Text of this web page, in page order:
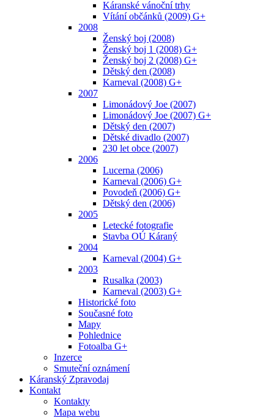
Káranské vánoční trhy
Vítání občánků (2009) G+
2008
Ženský boj (2008)
Ženský boj 1 (2008) G+
Ženský boj 2 (2008) G+
Dětský den (2008)
Karneval (2008) G+
2007
Limonádový Joe (2007)
Limonádový Joe (2007) G+
Dětský den (2007)
Dětské divadlo (2007)
230 let obce (2007)
2006
Lucerna (2006)
Karneval (2006) G+
Povodeň (2006) G+
Dětský den (2006)
2005
Letecké fotografie
Stavba OÚ Káraný
2004
Karneval (2004) G+
2003
Rusalka (2003)
Karneval (2003) G+
Historické foto
Současné foto
Mapy
Pohlednice
Fotoalba G+
Inzerce
Smuteční oznámení
Káranský Zpravodaj
Kontakt
Kontakty
Mapa webu